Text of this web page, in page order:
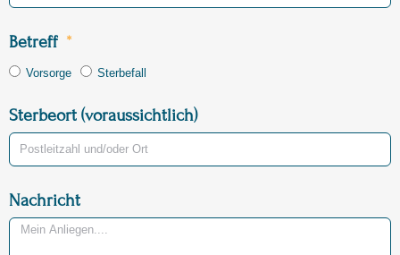
Betreff
Vorsorge Sterbefall
Sterbeort (voraussichtlich)
Nachricht